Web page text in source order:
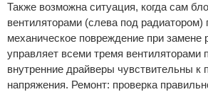
Также возможна ситуация, когда сам
вентиляторами (слева под радиатором)
механическое повреждение при замене
управляет всеми тремя вентиляторами
внутренние драйверы чувствительны к
напряжения. Ремонт: проверка